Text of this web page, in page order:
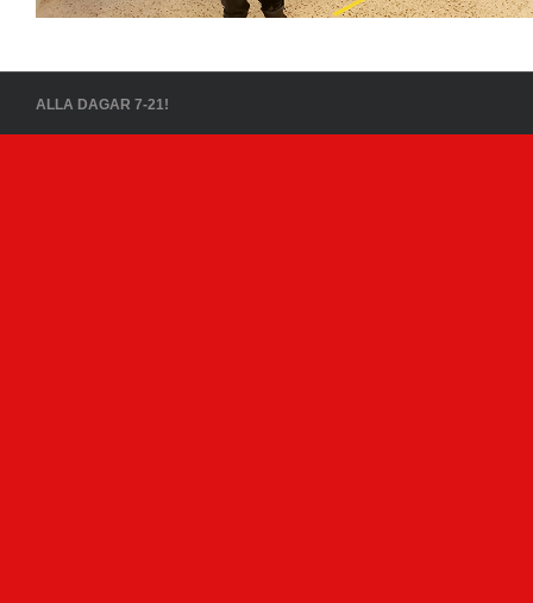
ALLA DAGAR 7-21!